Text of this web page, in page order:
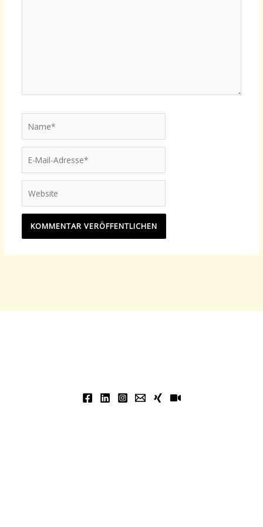
Mail-
Adresse*